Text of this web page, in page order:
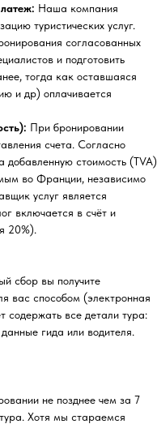
Наша компания
туристических услуг.
согласованных
и подготовить
тогда как оставшаяся
и др) оплачивается
При бронировании
счета. Согласно
добавленную стоимость (TVA)
во Франции, независимо
услуг является
включается в счёт и
20%).
сбор вы получите
вас способом (электронная
содержать все детали тура:
гида или водителя.
не позднее чем за 7
Хотя мы стараемся